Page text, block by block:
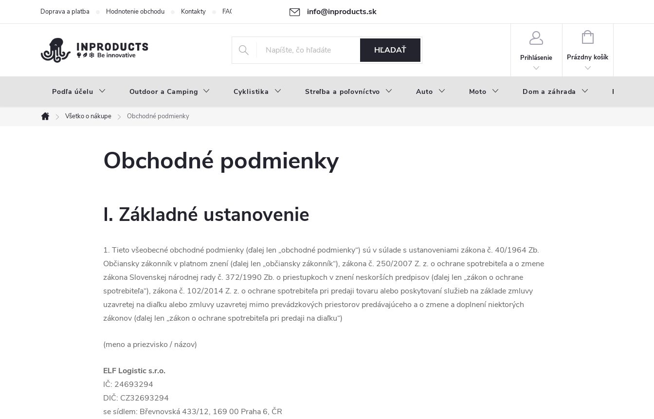
info@inproducts.sk
Doprava a platba Hodnotenie obchodu Kontakty FAQ Náš príbeh
HĽADAŤ
Prihlásenie
NÁKUPNÝ
Prázdny košík
Podľa účelu Outdoor a Camping Cyklistika Streľba a poľovníctvo Auto Moto Dom a záhrada
Domov
Všetko o nákupe Obchodné podmienky
Obchodné podmienky
I. Základné ustanovenie
1. Tieto všeobecné obchodné podmienky (ďalej len „obchodné podmienky“) sú v súlade s ustanoveniami zákona č. 40/1964 Zb.
Občiansky zákonník v platnom znení (ďalej len „občiansky zákonník“), zákona č. 250/2007 Z. z. o ochrane spotrebiteľa a o zmene
zákona Slovenskej národnej rady č. 372/1990 Zb. o priestupkoch v znení neskorších predpisov (ďalej len „zákon o ochrane
spotrebiteľa“), zákona č. 102/2014 Z. z. o ochrane spotrebiteľa pri predaji tovaru alebo poskytovaní služieb na základe zmluvy
uzavretej na diaľku alebo zmluvy uzavretej mimo prevádzkových priestorov predávajúceho a o zmene a doplnení niektorých
zákonov (ďalej len „zákon o ochrane spotrebiteľa pri predaji na diaľku“)
(meno a priezvisko / názov)
ELF Logistic s.r.o.
IČ: 24693294
DIČ: CZ32693294
se sídlem: Břevnovská 433/12, 169 00 Praha 6, ČR